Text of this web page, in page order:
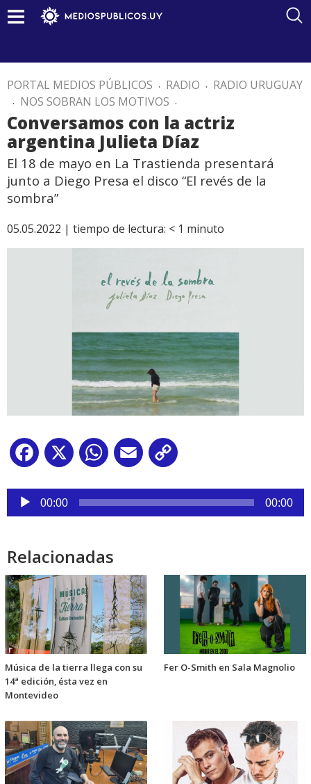
PORTAL MEDIOS PÚBLICOS . RADIO . RADIO URUGUAY
. NOS SOBRAN LOS MOTIVOS .
Conversamos con la actriz
argentina Julieta Díaz
El 18 de mayo en La Trastienda presentará
junto a Diego Presa el disco “El revés de la
sombra”
05.05.2022 | tiempo de lectura: < 1 minuto
Facebook
X WhatsApp
Email
Reproductor
audio
00:00 00:00
Relacionadas
Música de la tierra llega con su
14ª edición, ésta vez en
Montevideo
Fer O-Smith en Sala Magnolio